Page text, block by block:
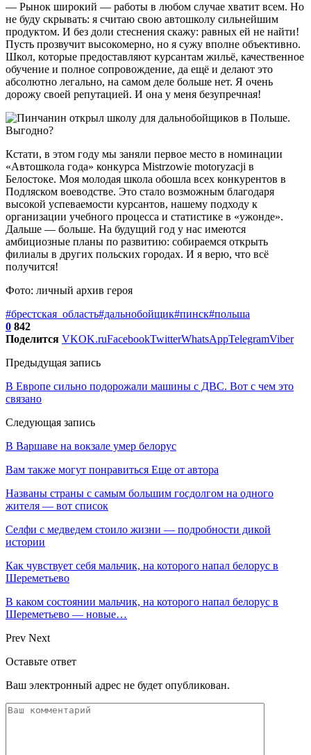
— Рынок широкий — работы в любом случае хватит всем. Но
не буду скрывать: я считаю свою автошколу сильнейшим
продуктом. И без доли стеснения скажу: равных ей не найти!
Пусть прозвучит высокомерно, но я сужу вполне объективно.
Школ, которые предоставляют курсантам жильё, качественное
обучение и полное сопровождение, да ещё и делают это
абсолютно легально, на самом деле больше нет. Я очень
дорожу своей репутацией. И она у меня безупречная!
Кстати, в этом году мы заняли первое место в номинации
«Автошкола года» конкурса Mistrzowie motoryzacji в
Белостоке. Моя молодая школа обошла всех конкурентов в
Подляском воеводстве. Это стало возможным благодаря
высокой успеваемости курсантов, нашему подходу к
организации учебного процесса и статистике в «ужонде».
Дальше — больше. На будущий год у нас имеются
амбициозные планы по развитию: собираемся открыть
филиалы в других польских городах. И я верю, что всё
получится!
Фото: личный архив героя
#брестская_область#дальнобойщик#пинск#польша
0 842
Поделится VKOK.ruFacebookTwitterWhatsAppTelegramViber
Предыдущая запись
В Европе сильно подорожали машины с ДВС. Вот с чем это
связано
Следующая запись
В Варшаве на вокзале умер белорус
Вам также могут понравиться Еще от автора
Названы страны с самым большим госдолгом на одного
жителя — вот список
Селфи с медведем стоило жизни — подробности дикой
истории
Как чувствует себя мальчик, на которого напал белорус в
Шереметьево
В каком состоянии мальчик, на которого напал белорус в
Шереметьево — новые…
Prev Next
Оставьте ответ
Ваш электронный адрес не будет опубликован.